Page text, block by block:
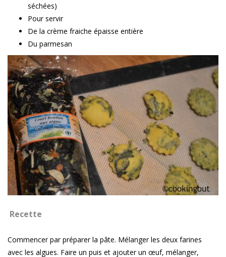
séchées)
Pour servir
De la crème fraiche épaisse entière
Du parmesan
Recette
Commencer par préparer la pâte. Mélanger les deux farines
avec les algues. Faire un puis et ajouter un œuf, mélanger,